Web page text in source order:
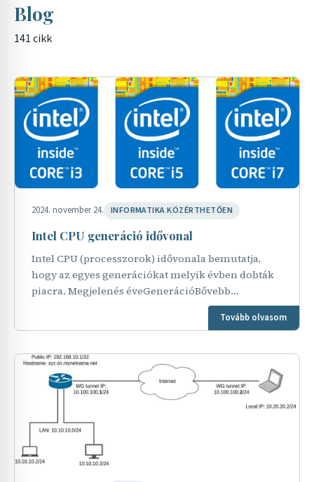
Blog
141 cikk
2024. november 24. INFORMATIKA KÖZÉRTHETŐEN
Intel CPU generáció idővonal
Intel CPU (processzorok) idővonala bemutatja,
hogy az egyes generációkat melyik évben dobták
piacra. Megjelenés éveGenerációBővebb
információ20081.Nehalem microarchitecture (1st
Tovább olvasom